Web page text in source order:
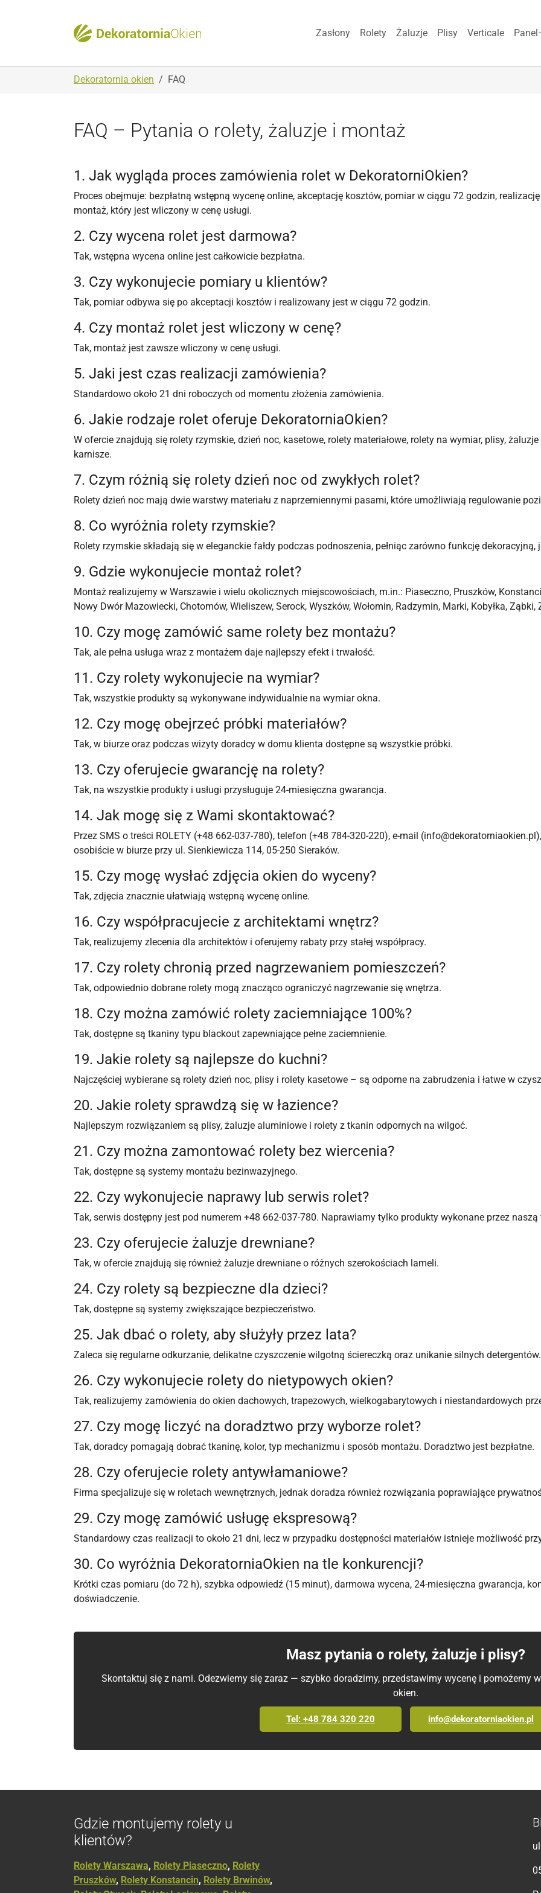
Zasłony Rolety Żaluzje Plisy Verticale
You are here:
Dekoratornia okien FAQ
FAQ – Pytania o rolety, żaluzje i montaż
1. Jak wygląda proces zamówienia rolet w DekoratorniOkien?
Proces obejmuje: bezpłatną wstępną wycenę online, akceptację kosztów, pomiar w ciągu 72 godzin,
montaż, który jest wliczony w cenę usługi.
2. Czy wycena rolet jest darmowa?
Tak, wstępna wycena online jest całkowicie bezpłatna.
3. Czy wykonujecie pomiary u klientów?
Tak, pomiar odbywa się po akceptacji kosztów i realizowany jest w ciągu 72 godzin.
4. Czy montaż rolet jest wliczony w cenę?
Tak, montaż jest zawsze wliczony w cenę usługi.
5. Jaki jest czas realizacji zamówienia?
Standardowo około 21 dni roboczych od momentu złożenia zamówienia.
6. Jakie rodzaje rolet oferuje DekoratorniaOkien?
W ofercie znajdują się rolety rzymskie, dzień noc, kasetowe, rolety materiałowe, rolety na wymiar, plisy,
karnisze.
7. Czym różnią się rolety dzień noc od zwykłych rolet?
Rolety dzień noc mają dwie warstwy materiału z naprzemiennymi pasami, które umożliwiają regulowanie
8. Co wyróżnia rolety rzymskie?
Rolety rzymskie składają się w eleganckie fałdy podczas podnoszenia, pełniąc zarówno funkcję dekoracyjną,
9. Gdzie wykonujecie montaż rolet?
Montaż realizujemy w Warszawie i wielu okolicznych miejscowościach, m.in.: Piaseczno, Pruszków,
Nowy Dwór Mazowiecki, Chotomów, Wieliszew, Serock, Wyszków, Wołomin, Radzymin, Marki, Kobyłka, Ząbki,
10. Czy mogę zamówić same rolety bez montażu?
Tak, ale pełna usługa wraz z montażem daje najlepszy efekt i trwałość.
11. Czy rolety wykonujecie na wymiar?
Tak, wszystkie produkty są wykonywane indywidualnie na wymiar okna.
12. Czy mogę obejrzeć próbki materiałów?
Tak, w biurze oraz podczas wizyty doradcy w domu klienta dostępne są wszystkie próbki.
13. Czy oferujecie gwarancję na rolety?
Tak, na wszystkie produkty i usługi przysługuje 24-miesięczna gwarancja.
14. Jak mogę się z Wami skontaktować?
Przez SMS o treści ROLETY (+48 662-037-780), telefon (+48 784-320-220), e-mail (info@dekoratorniaokien.pl
osobiście w biurze przy ul. Sienkiewicza 114, 05-250 Sieraków.
15. Czy mogę wysłać zdjęcia okien do wyceny?
Tak, zdjęcia znacznie ułatwiają wstępną wycenę online.
16. Czy współpracujecie z architektami wnętrz?
Tak, realizujemy zlecenia dla architektów i oferujemy rabaty przy stałej współpracy.
17. Czy rolety chronią przed nagrzewaniem pomieszczeń?
Tak, odpowiednio dobrane rolety mogą znacząco ograniczyć nagrzewanie się wnętrza.
18. Czy można zamówić rolety zaciemniające 100%?
Tak, dostępne są tkaniny typu blackout zapewniające pełne zaciemnienie.
19. Jakie rolety są najlepsze do kuchni?
Najczęściej wybierane są rolety dzień noc, plisy i rolety kasetowe – są odporne na zabrudzenia i łatwe w
20. Jakie rolety sprawdzą się w łazience?
Najlepszym rozwiązaniem są plisy, żaluzje aluminiowe i rolety z tkanin odpornych na wilgoć.
21. Czy można zamontować rolety bez wiercenia?
Tak, dostępne są systemy montażu bezinwazyjnego.
22. Czy wykonujecie naprawy lub serwis rolet?
Tak, serwis dostępny jest pod numerem +48 662-037-780. Naprawiamy tylko produkty wykonane przez naszą
23. Czy oferujecie żaluzje drewniane?
Tak, w ofercie znajdują się również żaluzje drewniane o różnych szerokościach lameli.
24. Czy rolety są bezpieczne dla dzieci?
Tak, dostępne są systemy zwiększające bezpieczeństwo.
25. Jak dbać o rolety, aby służyły przez lata?
Zaleca się regularne odkurzanie, delikatne czyszczenie wilgotną ściereczką oraz unikanie silnych detergentów.
26. Czy wykonujecie rolety do nietypowych okien?
Tak, realizujemy zamówienia do okien dachowych, trapezowych, wielkogabarytowych i niestandardowych
27. Czy mogę liczyć na doradztwo przy wyborze rolet?
Tak, doradcy pomagają dobrać tkaninę, kolor, typ mechanizmu i sposób montażu. Doradztwo jest bezpłatne.
28. Czy oferujecie rolety antywłamaniowe?
Firma specjalizuje się w roletach wewnętrznych, jednak doradza również rozwiązania poprawiające
29. Czy mogę zamówić usługę ekspresową?
Standardowy czas realizacji to około 21 dni, lecz w przypadku dostępności materiałów istnieje możliwość
30. Co wyróżnia DekoratorniaOkien na tle konkurencji?
Krótki czas pomiaru (do 72 h), szybka odpowiedź (15 minut), darmowa wycena, 24-miesięczna gwarancja,
doświadczenie.
Masz pytania o rolety, żaluzje i plisy?
Skontaktuj się z nami. Odezwiemy się zaraz — szybko doradzimy, przedstawimy wycenę i pomożemy
okien.
Tel: +48 784 320 220 info@dekoratorniaokien.pl
Gdzie montujemy rolety u
klientów?
Rolety Warszawa, Rolety Piaseczno, Rolety
Pruszków, Rolety Konstancin, Rolety Brwinów,